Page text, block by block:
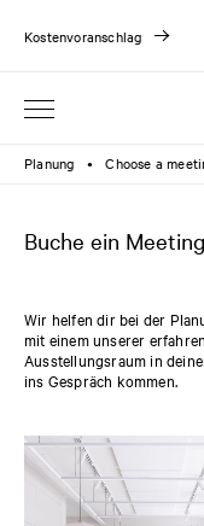
Kostenvoranschlag
Planung ● Choose a
Buche ein Meeting
Wir helfen dir bei der
mit einem unserer
Ausstellungsraum in
ins Gespräch kommen.